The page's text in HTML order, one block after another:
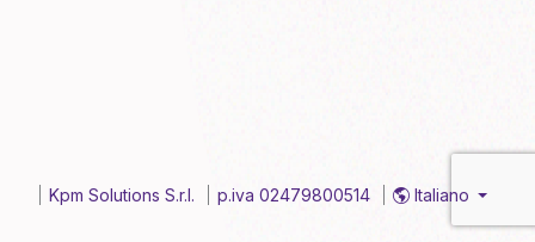
Kpm Solutions S.r.l. p.iva 02479800514 Italiano